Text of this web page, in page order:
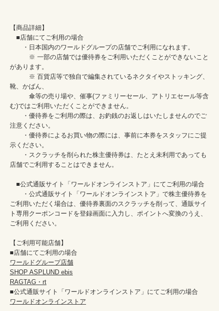
【商品詳細】
■店舗にてご利用の場合
・日本国内のワールドグループの店舗でご利用になれます。
※ 一部の店舗では優待券をご利用いただくことができないこと
があります。
※ 百貨店等で独自で編集されているネクタイやストッキング、
靴、かばん、
傘等の売り場や、催事(ファミリーセール、アトリエセール等含
む)ではご利用いただくことができません。
・優待券をご利用の際は、お釣銭のお返しはいたしませんのでご
注意ください。
・優待券によるお買い物の際には、事前に本券をスタッフにご提
示ください。
・スクラッチを削られた株主優待券は、たとえ未利用であっても
店舗でご利用することはできません。
■公式通販サイト「ワールドオンラインストア」にてご利用の場合
・公式通販サイト「ワールドオンラインストア」で株主優待券を
ご利用いただく場合は、優待券裏面のスクラッチを削って、通販サイ
ト専用クーポンコードを登録画面に入力し、ポイントへ変換のうえ、
ご利用ください。
【ご利用可能店舗】
ワールドグループ店舗
SHOP ASPLUND ebis
RAGTAG・rt
ワールドオンラインストア